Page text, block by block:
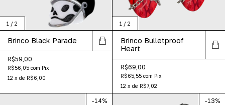
1 / 2
Brinco Black Parade
R$59,00
R$56,05 com Pix
12 x de R$6,00
1 / 2
Brinco Bulletproof
Heart
R$69,00
R$65,55 com Pix
12 x de R$7,02
-14% -13%